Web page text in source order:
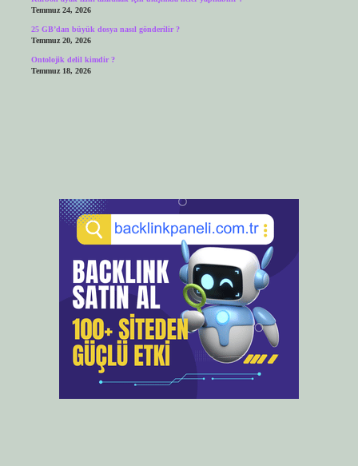
Temmuz 24, 2026
25 GB’dan büyük dosya nasıl gönderilir ?
Temmuz 20, 2026
Ontolojik delil kimdir ?
Temmuz 18, 2026